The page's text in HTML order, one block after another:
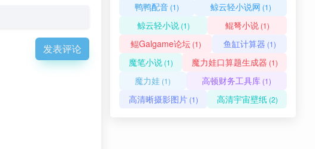
发表评论
鸭鸭配音 (1) 鲸云轻小说网 (1)
鲸云轻小说(1) 鲲弩小说(1)
鲲Galgame论坛(1) 鱼缸计算器 (1)
魔笔小说(1) 魔力娃口算题生成器 (1)
魔力娃 (1) 高顿财务工具库 (1)
高清晰摄影图片(1) 高清宇宙壁纸(2)